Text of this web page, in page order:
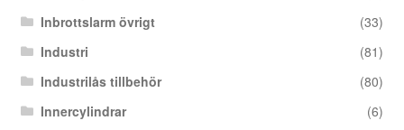
Inbrottslarm övrigt
(33)
Industri
(81)
Industrilås tillbehör
(80)
Innercylindrar
(6)